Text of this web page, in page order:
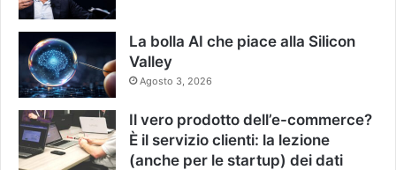
La bolla AI che piace alla Silicon
Valley
Agosto 3, 2026
Il vero prodotto dell’e-commerce?
È il servizio clienti: la lezione
(anche per le startup) dei dati